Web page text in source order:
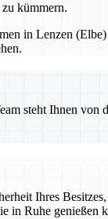
kümmern.
in Lenzen
steht Ihnen
Ihres
in Ruhe genießen